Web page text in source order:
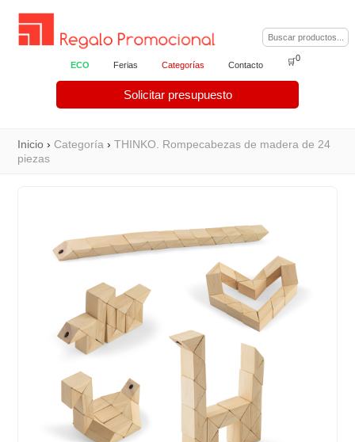
ECO Ferias Categorías Contacto
Solicitar presupuesto
🛒0
Inicio ›Categoría ›THINKO. Rompecabezas de madera de 24
piezas